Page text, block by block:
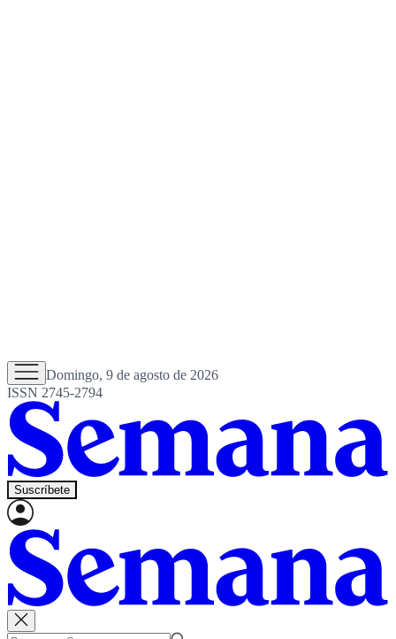
Domingo, 9 de agosto de 2026
ISSN 2745-2794
Suscríbete